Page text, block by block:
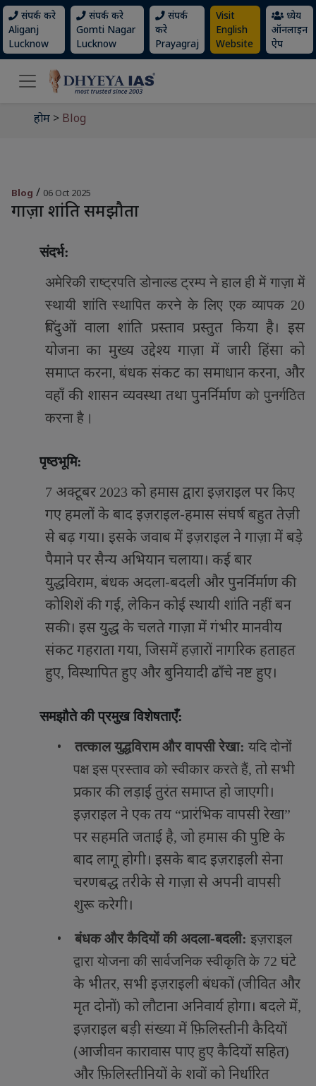
संपर्क करे
Aliganj
Lucknow
संपर्क करे
Gomti Nagar
Lucknow
संपर्क
करे
Prayagraj
Visit
English
Website
ध्येय
ऑनलाइन
ऐप
होम > Blog
Blog / 06 Oct 2025
गाज़ा शांति समझौता
संदर्भ:
अमेरिकी राष्ट्रपति डोनाल्ड ट्रम्प ने हाल ही में गाज़ा में
स्थायी शांति स्थापित करने के लिए एक व्यापक 20
बिंदुओं वाला शांति प्रस्ताव प्रस्तुत किया है। इस
योजना का मुख्य उद्देश्य गाज़ा में जारी हिंसा को
समाप्त करना,बंधक संकट का समाधान करना, और
वहाँ की शासन व्यवस्था तथा पुनर्निर्माण को पुनर्गठित
करना है।
पृष्ठभूमि:
7 अक्टूबर 2023 को हमास द्वारा इज़राइल पर किए
गए हमलों के बाद इज़राइल-हमास संघर्ष बहुत तेज़ी
से बढ़ गया। इसके जवाब में इज़राइल ने गाज़ा में बड़े
पैमाने पर सैन्य अभियान चलाया। कई बार
युद्धविराम, बंधक अदला-बदली और पुनर्निर्माण की
कोशिशें की गईं, लेकिन कोई स्थायी शांति नहीं बन
सकी। इस युद्ध के चलते गाज़ा में गंभीर मानवीय
संकट गहराता गया, जिसमें हज़ारों नागरिक हताहत
हुए, विस्थापित हुए और बुनियादी ढाँचे नष्ट हुए।
समझौते की प्रमुख विशेषताएँ:
• तत्काल युद्धविराम और वापसी रेखा: यदि दोनों
पक्ष इस प्रस्ताव को स्वीकार करते हैं, तो सभी
प्रकार की लड़ाई तुरंत समाप्त हो जाएगी।
इज़राइल ने एक तय “प्रारंभिक वापसी रेखा”
पर सहमति जताई है, जो हमास की पुष्टि के
बाद लागू होगी। इसके बाद इज़राइली सेना
चरणबद्ध तरीके से गाज़ा से अपनी वापसी
शुरू करेगी।
•
बंधक और कैदियों की अदला-बदली: इज़राइल
द्वारा योजना की सार्वजनिक स्वीकृति के 72 घंटे
के भीतर, सभी इज़राइली बंधकों (जीवित और
मृत दोनों) को लौटाना अनिवार्य होगा। बदले में,
इज़राइल बड़ी संख्या में फ़िलिस्तीनी कैदियों
(आजीवन कारावास पाए हुए कैदियों सहित)
और फ़िलिस्तीनियों के शवों को निर्धारित